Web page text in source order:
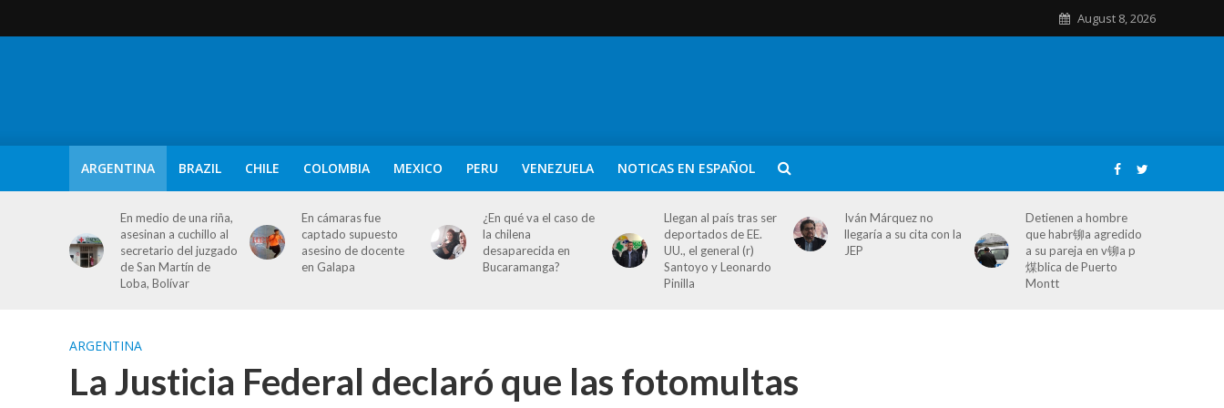
August 8, 2026
ARGENTINA BRAZIL CHILE COLOMBIA MEXICO PERU VENEZUELA NOTICAS EN ESPAÑOL
En medio de una riña,
asesinan a cuchillo al
secretario del juzgado
de San Martín de
Loba, Bolívar
En cámaras fue
captado supuesto
asesino de docente
en Galapa
¿En qué va el caso de
la chilena
desaparecida en
Bucaramanga?
Llegan al país tras ser
deportados de EE.
UU., el general (r)
Santoyo y Leonardo
Pinilla
Iván Márquez no
llegaría a su cita con la
JEP
Detienen a hombre
que habr铆a agredido
a su pareja en v铆a p
煤blica de Puerto
Montt
ARGENTINA
La Justicia Federal declaró que las fotomultas